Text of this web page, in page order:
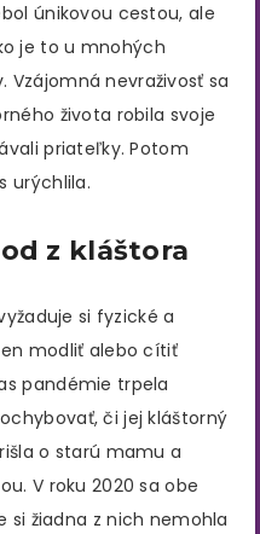
únikovou cestou, ale
je to u mnohých
nevraživosť sa
života robila svoje
priateľky. Potom
urýchlila.
z kláštora
si fyzické a
modliť alebo cítiť
pandémie trpela
či jej kláštorný
o starú mamu a
V roku 2020 sa obe
si žiadna z nich nemohla